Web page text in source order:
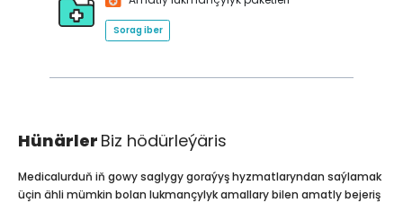
Sorag iber
Hünärler Biz hödürleýäris
Medicalurduň iň gowy saglygy goraýyş hyzmatlaryndan saýlamak
üçin ähli mümkin bolan lukmançylyk amallary bilen amatly bejeriş